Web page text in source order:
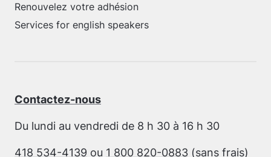
Renouvelez votre adhésion
Services for english speakers
Contactez-nous
Du lundi au vendredi de 8 h 30 à 16 h 30
418 534-4139 ou 1 800 820-0883 (sans frais)